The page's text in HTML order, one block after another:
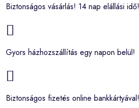
Biztonságos vásárlás! 14 nap elállási idő!
Gyors házhozszállítás egy napon belül!
Biztonságos fizetés online bankkártyával!